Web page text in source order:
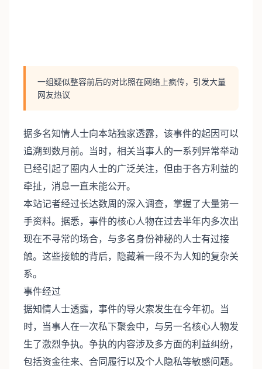
一组疑似整容前后的对比照在网络上疯传，引发大量
网友热议
据多名知情人士向本站独家透露，该事件的起因可以
追溯到数月前。当时，相关当事人的一系列异常举动
已经引起了圈内人士的广泛关注，但由于各方利益的
牵扯，消息一直未能公开。
本站记者经过长达数周的深入调查，掌握了大量第一
手资料。据悉，事件的核心人物在过去半年内多次出
现在不寻常的场合，与多名身份神秘的人士有过接
触。这些接触的背后，隐藏着一段不为人知的复杂关
系。
事件经过
据知情人士透露，事件的导火索发生在今年初。当
时，当事人在一次私下聚会中，与另一名核心人物发
生了激烈争执。争执的内容涉及多方面的利益纠纷，
包括资金往来、合同履行以及个人隐私等敏感问题。